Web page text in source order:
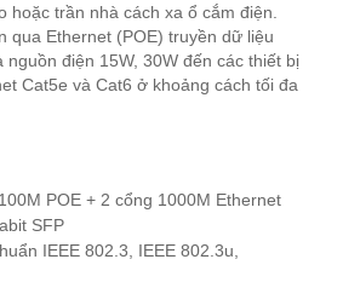
hoặc trần nhà cách xa ổ cắm điện.
qua Ethernet (POE) truyền dữ liệu
nguồn điện 15W, 30W đến các thiết bị
Cat5e và Cat6 ở khoảng cách tối đa
POE + 2 cổng 1000M Ethernet
SFP
IEEE 802.3, IEEE 802.3u,